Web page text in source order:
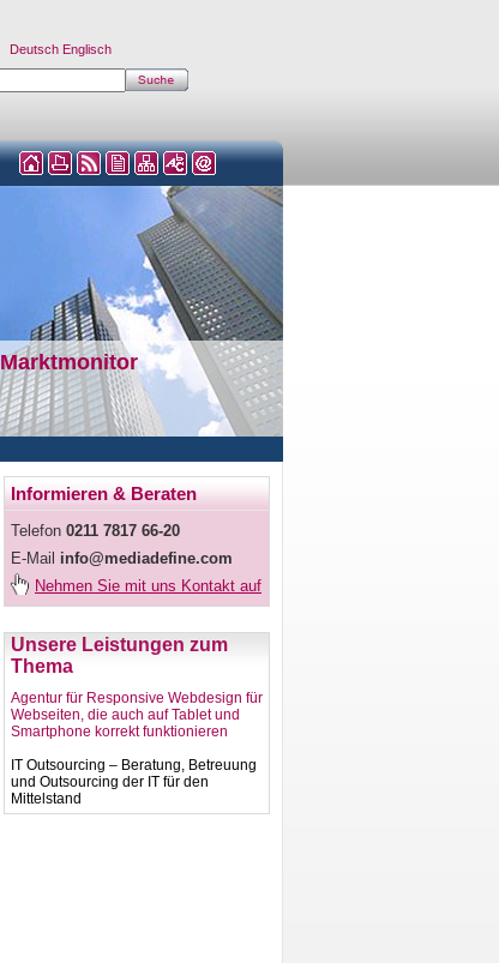
Deutsch Englisch
Marktmonitor
Unsere Leistungen zum
Thema
Agentur für Responsive Webdesign für
Webseiten, die auch auf Tablet und
Smartphone korrekt funktionieren
IT Outsourcing – Beratung, Betreuung
und Outsourcing der IT für den
Mittelstand
Informieren & Beraten
Telefon 0211 7817 66-20
E-Mail info@mediadefine.com
Nehmen Sie mit uns Kontakt auf